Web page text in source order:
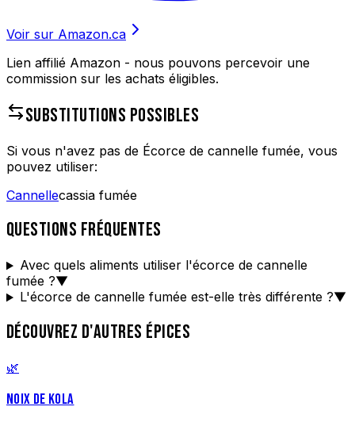
Voir sur Amazon.ca
Lien affilié Amazon - nous pouvons percevoir une
commission sur les achats éligibles.
SUBSTITUTIONS POSSIBLES
Si vous n'avez pas de Écorce de cannelle fumée, vous
pouvez utiliser:
Cannellecassia fumée
QUESTIONS FRÉQUENTES
Avec quels aliments utiliser l'écorce de cannelle
fumée ?▼
L'écorce de cannelle fumée est-elle très différente ?▼
DÉCOUVREZ D'AUTRES ÉPICES
🌿
NOIX DE KOLA